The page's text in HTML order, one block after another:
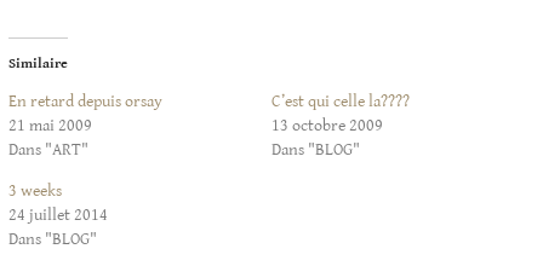
Similaire
En retard depuis orsay
21 mai 2009
Dans "ART"
C’est qui celle la????
13 octobre 2009
Dans "BLOG"
3 weeks
24 juillet 2014
Dans "BLOG"